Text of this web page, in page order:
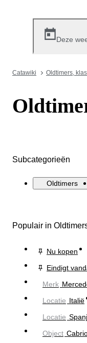
Deze
Catawiki Oldtimers,
Subcategorieën
Oldtimers
Populair in
Nu kopen
Eindigt
Merk
Locatie Italië
Locatie
Object